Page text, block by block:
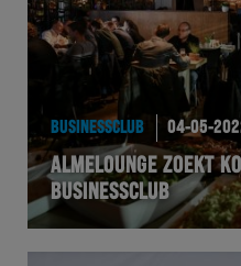
BUSINESSCLUB 04-05-
ALMELOUNGE ZOEKT
BUSINESSCLUB